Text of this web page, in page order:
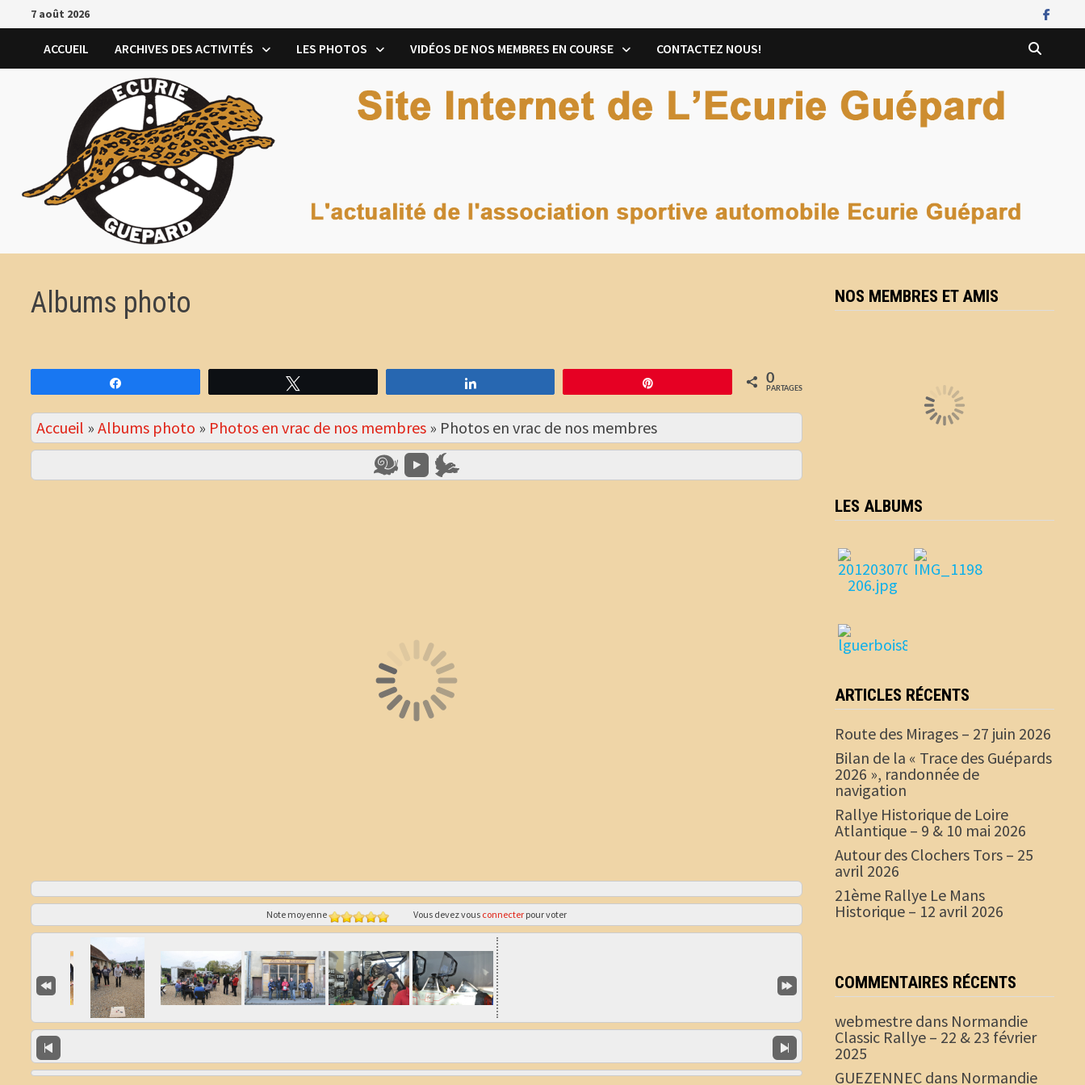
Passer
au
7 août 2026
ACCUEIL ARCHIVES DES ACTIVITÉS LES PHOTOS VIDÉOS DE NOS MEMBRES EN COURSE CONTACTEZ NOUS!
Albums photo
0
PARTAGES
Accueil »Albums photo » Photos en vrac de nos membres » Photos en vrac de nos membres
Note moyenne Vous devez vous connecter pour voter
NOS MEMBRES ET AMIS
LES ALBUMS
ARTICLES RÉCENTS
Route des Mirages – 27 juin 2026
Bilan de la « Trace des Guépards
2026 », randonnée de
navigation
Rallye Historique de Loire
Atlantique – 9 & 10 mai 2026
Autour des Clochers Tors – 25
avril 2026
21ème Rallye Le Mans
Historique – 12 avril 2026
COMMENTAIRES RÉCENTS
webmestre dans Normandie
Classic Rallye – 22 & 23 février
2025
GUEZENNEC dans Normandie